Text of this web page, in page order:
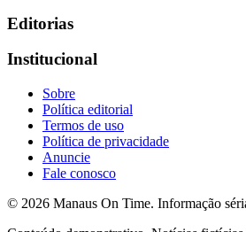
Editorias
Institucional
Sobre
Política editorial
Termos de uso
Política de privacidade
Anuncie
Fale conosco
© 2026 Manaus On Time. Informação